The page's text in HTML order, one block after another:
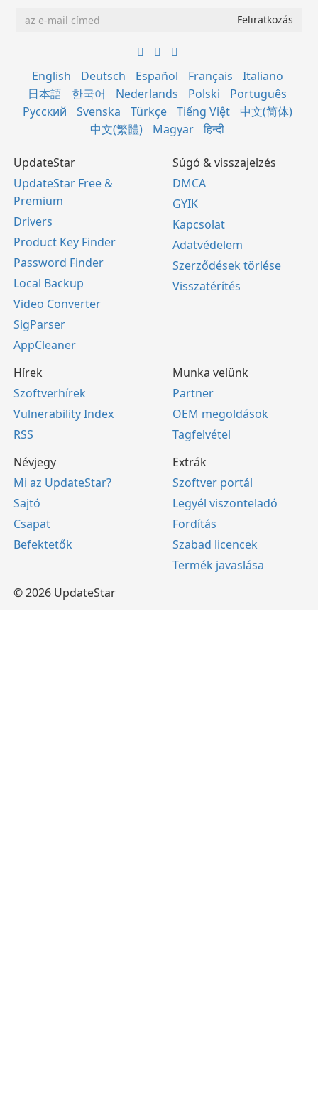
English Deutsch Español Français
Italiano
日本語
한국어 Nederlands Polski
Português
Русский
Svenska Türkçe Tiếng Việt
中文(简体)
中文(繁體)
Magyar हिन्दी
UpdateStar
UpdateStar Free &
Premium
Drivers
Product Key Finder
Password Finder
Local Backup
Video Converter
SigParser
AppCleaner
Súgó & visszajelzés
DMCA
GYIK
Kapcsolat
Adatvédelem
Szerződések törlése
Visszatérítés
Hírek
Szoftverhírek
Vulnerability Index
RSS
Munka velünk
Partner
OEM megoldások
Tagfelvétel
Névjegy
Mi az UpdateStar?
Sajtó
Csapat
Befektetők
Extrák
Szoftver portál
Legyél viszonteladó
Fordítás
Szabad licencek
Termék javaslása
© 2026 UpdateStar